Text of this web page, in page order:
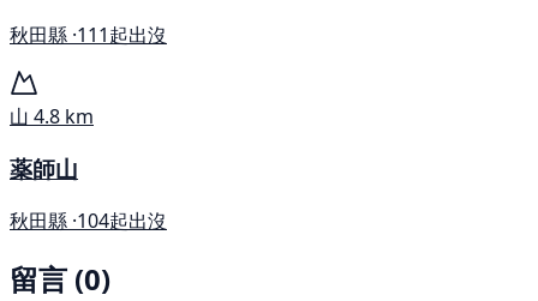
秋田縣 ·111起出沒
山 4.8 km
薬師山
秋田縣 ·104起出沒
留言 (0)